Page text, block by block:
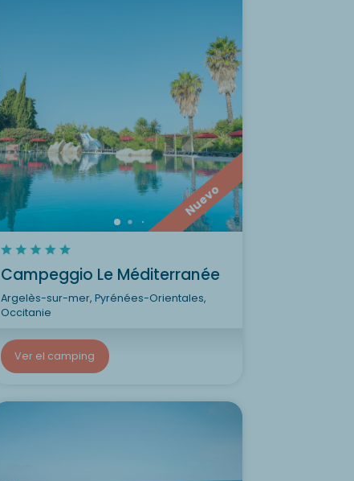
Nuevo
Campeggio Le Méditerranée
Argelès-sur-mer, Pyrénées-Orientales,
Occitanie
Ver el camping